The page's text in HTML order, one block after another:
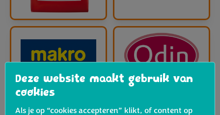
Deze website maakt gebruik van
cookies
Als je op “cookies accepteren” klikt, of content op